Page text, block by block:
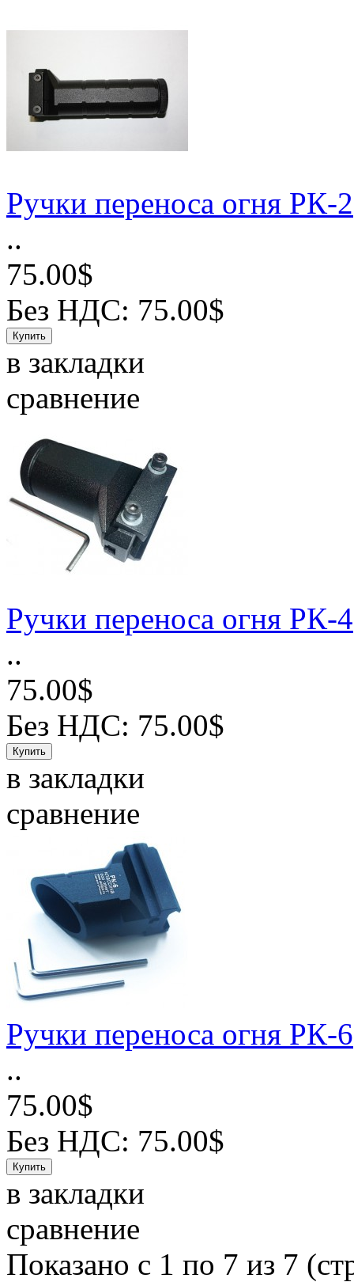
Ручки переноса огня РК-2
..
75.00$
Без НДС: 75.00$
в закладки
сравнение
Ручки переноса огня РК-4
..
75.00$
Без НДС: 75.00$
в закладки
сравнение
Ручки переноса огня РК-6
..
75.00$
Без НДС: 75.00$
в закладки
сравнение
Показано с 1 по 7 из 7